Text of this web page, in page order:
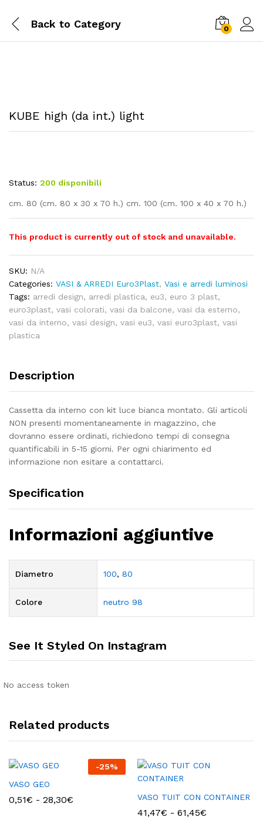
Back to Category 0
KUBE high (da int.) light
Status: 200 disponibili
cm. 80 (cm. 80 x 30 x 70 h.) cm. 100 (cm. 100 x 40 x 70 h.)
This product is currently out of stock and unavailable.
SKU: N/A
Categories: VASI & ARREDI Euro3Plast, Vasi e arredi luminosi
Tags: arredi design, arredi plastica, eu3, euro 3 plast,
euro3plast, vasi colorati, vasi da balcone, vasi da esterno,
vasi da interno, vasi design, vasi eu3, vasi euro3plast, vasi
plastica
Description
Cassetta da interno con kit luce bianca montato. Gli articoli
NON presenti momentaneamente in magazzino, che
dovranno essere ordinati, richiedono tempi di consegna
quantificabili in 5-15 giorni. Per ogni chiarimento ed
informazione non esitare a contattarci.
Specification
Informazioni aggiuntive
Diametro 100, 80
Colore neutro 98
See It Styled On Instagram
No access token
Related products
-25%
VASO GEO
0,51€ - 28,30€ VASO TUIT CON CONTAINER
41,47€ - 61,45€